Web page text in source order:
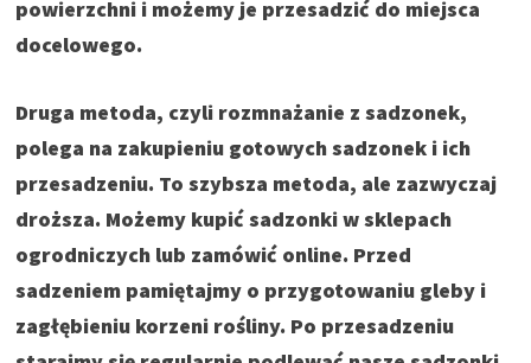
powierzchni i możemy je przesadzić do miejsca
docelowego.
Druga metoda, czyli rozmnażanie z sadzonek,
polega na zakupieniu gotowych sadzonek i ich
przesadzeniu. To szybsza metoda, ale zazwyczaj
droższa. Możemy kupić sadzonki w sklepach
ogrodniczych lub zamówić online. Przed
sadzeniem pamiętajmy o przygotowaniu gleby i
zagłębieniu korzeni rośliny. Po przesadzeniu